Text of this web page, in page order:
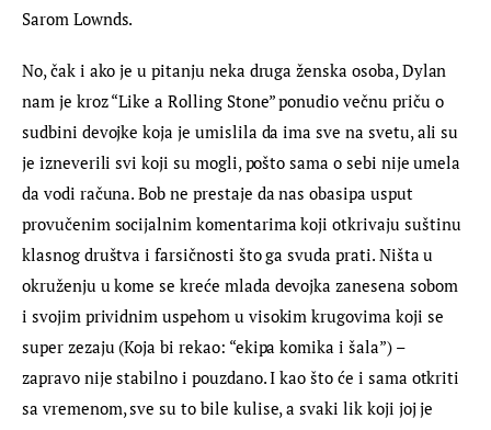
Sarom Lownds.
No, čak i ako je u pitanju neka druga ženska osoba, Dylan
nam je kroz “Like a Rolling Stone” ponudio večnu priču o
sudbini devojke koja je umislila da ima sve na svetu, ali su
je izneverili svi koji su mogli, pošto sama o sebi nije umela
da vodi računa. Bob ne prestaje da nas obasipa usput
provučenim socijalnim komentarima koji otkrivaju suštinu
klasnog društva i farsičnosti što ga svuda prati. Ništa u
okruženju u kome se kreće mlada devojka zanesena sobom
i svojim prividnim uspehom u visokim krugovima koji se
super zezaju (Koja bi rekao: “ekipa komika i šala”) –
zapravo nije stabilno i pouzdano. I kao što će i sama otkriti
sa vremenom, sve su to bile kulise, a svaki lik koji joj je